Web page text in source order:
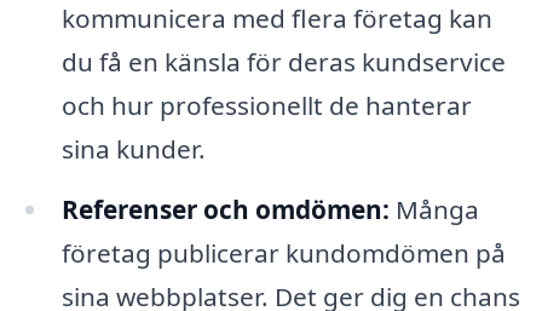
kommunicera med flera företag kan
du få en känsla för deras kundservice
och hur professionellt de hanterar
sina kunder.
Referenser och omdömen: Många
företag publicerar kundomdömen på
sina webbplatser. Det ger dig en chans